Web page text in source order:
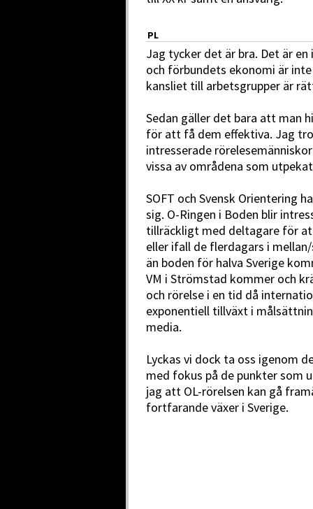
PL
Jag tycker det är bra. Det är
och förbundets ekonomi är
kansliet till arbetsgrupper är
Sedan gäller det bara att man
för att få dem effektiva. Jag
intresserade
vissa av områdena som
SOFT och Svensk Orientering
sig. O-Ringen i Boden blir
tillräckligt med deltagare för
eller ifall de flerdagars i
än boden för halva Sverige
VM i Strömstad kommer och
och rörelse i en tid då
exponentiell tillväxt i
media.
Lyckas vi dock ta oss igenom
med fokus på de punkter som
jag att OL-rörelsen kan gå
fortfarande växer i Sverige.